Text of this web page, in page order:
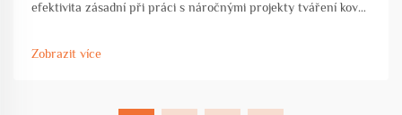
efektivita zásadní při práci s náročnými projekty tváření kovů.
Zobrazit více